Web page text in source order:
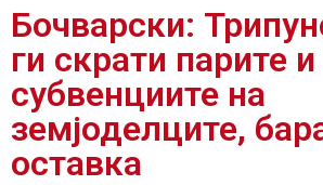
Бочварски:
ги скрати парите и
субвенциите на
земјоделците,
оставка